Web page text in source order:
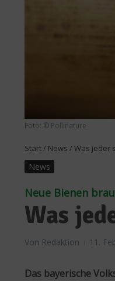
Foto: © Pollinature
Start/ News / Was jeder
News
Neue Bienen
Was
Von Redaktion 11.
Das bayerische